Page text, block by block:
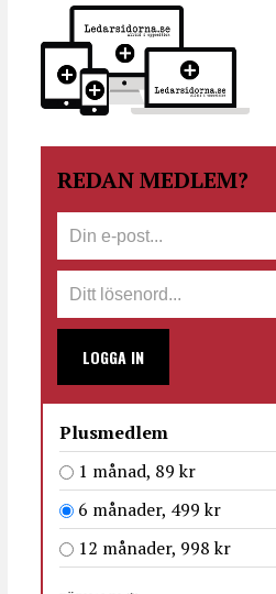
REDAN MEDLEM?
LOGGA IN
Plusmedlem
1 månad, 89 kr
6 månader, 499 kr
12 månader, 998 kr